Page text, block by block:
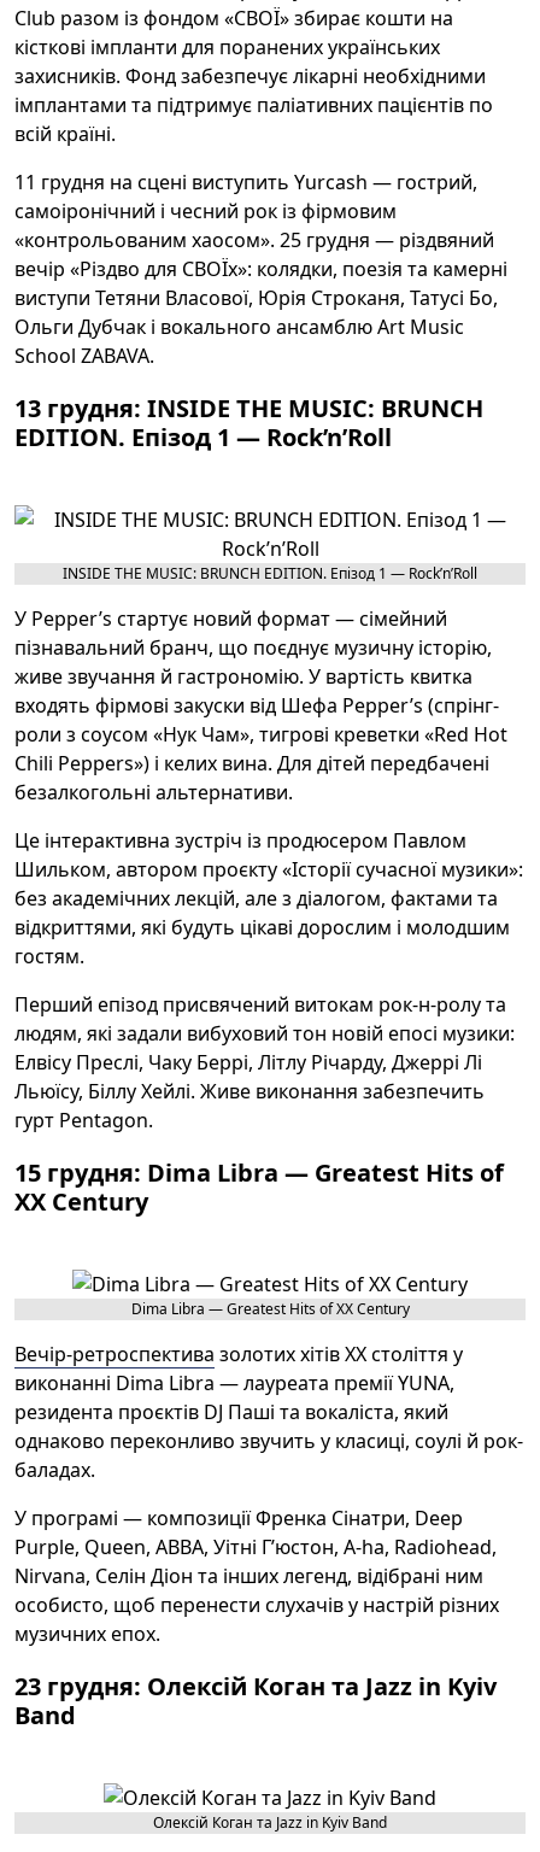
Club разом із фондом «СВОЇ» збирає кошти на
кісткові імпланти для поранених українських
захисників. Фонд забезпечує лікарні необхідними
імплантами та підтримує паліативних пацієнтів по
всій країні.
11 грудня на сцені виступить Yurcash — гострий,
самоіронічний і чесний рок із фірмовим
«контрольованим хаосом». 25 грудня — різдвяний
вечір «Різдво для СВОЇх»: колядки, поезія та камерні
виступи Тетяни Власової, Юрія Строканя, Татусі Бо,
Ольги Дубчак і вокального ансамблю Art Music
School ZABAVA.
13 грудня: INSIDE THE MUSIC: BRUNCH
EDITION. Епізод 1 — Rock’n’Roll
INSIDE THE MUSIC: BRUNCH EDITION. Епізод 1 — Rock’n’Roll
У Pepper’s стартує новий формат — сімейний
пізнавальний бранч, що поєднує музичну історію,
живе звучання й гастрономію. У вартість квитка
входять фірмові закуски від Шефа Pepper’s (спрінг-
роли з соусом «Нук Чам», тигрові креветки «Red Hot
Chili Peppers») і келих вина. Для дітей передбачені
безалкогольні альтернативи.
Це інтерактивна зустріч із продюсером Павлом
Шильком, автором проєкту «Історії сучасної музики»:
без академічних лекцій, але з діалогом, фактами та
відкриттями, які будуть цікаві дорослим і молодшим
гостям.
Перший епізод присвячений витокам рок-н-ролу та
людям, які задали вибуховий тон новій епосі музики:
Елвісу Преслі, Чаку Беррі, Літлу Річарду, Джеррі Лі
Льюїсу, Біллу Хейлі. Живе виконання забезпечить
гурт Pentagon.
15 грудня: Dima Libra — Greatest Hits of
XX Century
Dima Libra — Greatest Hits of XX Century
Вечір-ретроспектива золотих хітів ХХ століття у
виконанні Dima Libra — лауреата премії YUNA,
резидента проєктів DJ Паші та вокаліста, який
однаково переконливо звучить у класиці, соулі й рок-
баладах.
У програмі — композиції Френка Сінатри, Deep
Purple, Queen, ABBA, Уітні Г’юстон, A-ha, Radiohead,
Nirvana, Селін Діон та інших легенд, відібрані ним
особисто, щоб перенести слухачів у настрій різних
музичних епох.
23 грудня: Олексій Коган та Jazz in Kyiv
Band
Олексій Коган та Jazz in Kyiv Band